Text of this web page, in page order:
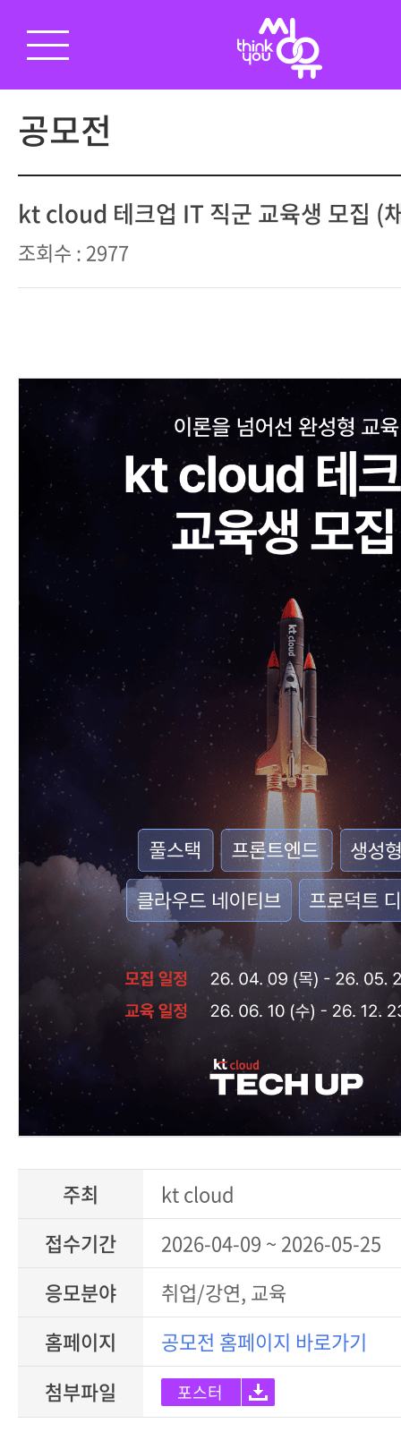
공모전
kt cloud 테크업 IT 직군 교육생 모집 (
조회수 : 2977
주최
kt cloud
접수기간
2026-04-09 ~ 2026-05-25
응모분야
취업/강연, 교육
홈페이지
공모전 홈페이지 바로가기
첨부파일
포스터